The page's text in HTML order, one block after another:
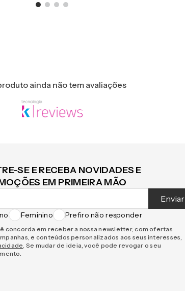
ainda não tem avaliações
SE E RECEBA NOVIDADES E
EM PRIMEIRA MÃO
Enviar
Feminino Prefiro não responder
concorda em receber a nossa newsletter, com ofertas
e conteúdos personalizados aos seus interesses,
. Se mudar de ideia, você pode revogar o seu